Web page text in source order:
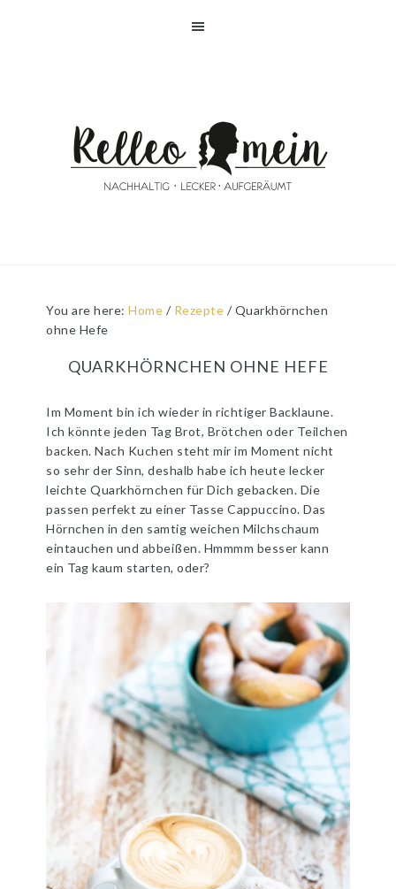
You are here:Home / Rezepte / Quarkhörnchen
ohne Hefe
QUARKHÖRNCHEN OHNE HEFE
Im Moment bin ich wieder in richtiger Backlaune.
Ich könnte jeden Tag Brot, Brötchen oder Teilchen
backen. Nach Kuchen steht mir im Moment nicht
so sehr der Sinn, deshalb habe ich heute lecker
leichte Quarkhörnchen für Dich gebacken. Die
passen perfekt zu einer Tasse Cappuccino. Das
Hörnchen in den samtig weichen Milchschaum
eintauchen und abbeißen. Hmmmm besser kann
ein Tag kaum starten, oder?